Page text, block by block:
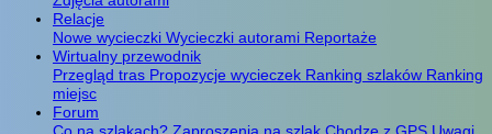
Relacje
Nowe wycieczki Wycieczki autorami Reportaże
Wirtualny przewodnik
Przegląd tras Propozycje wycieczek Ranking szlaków Ranking
miejsc
Forum